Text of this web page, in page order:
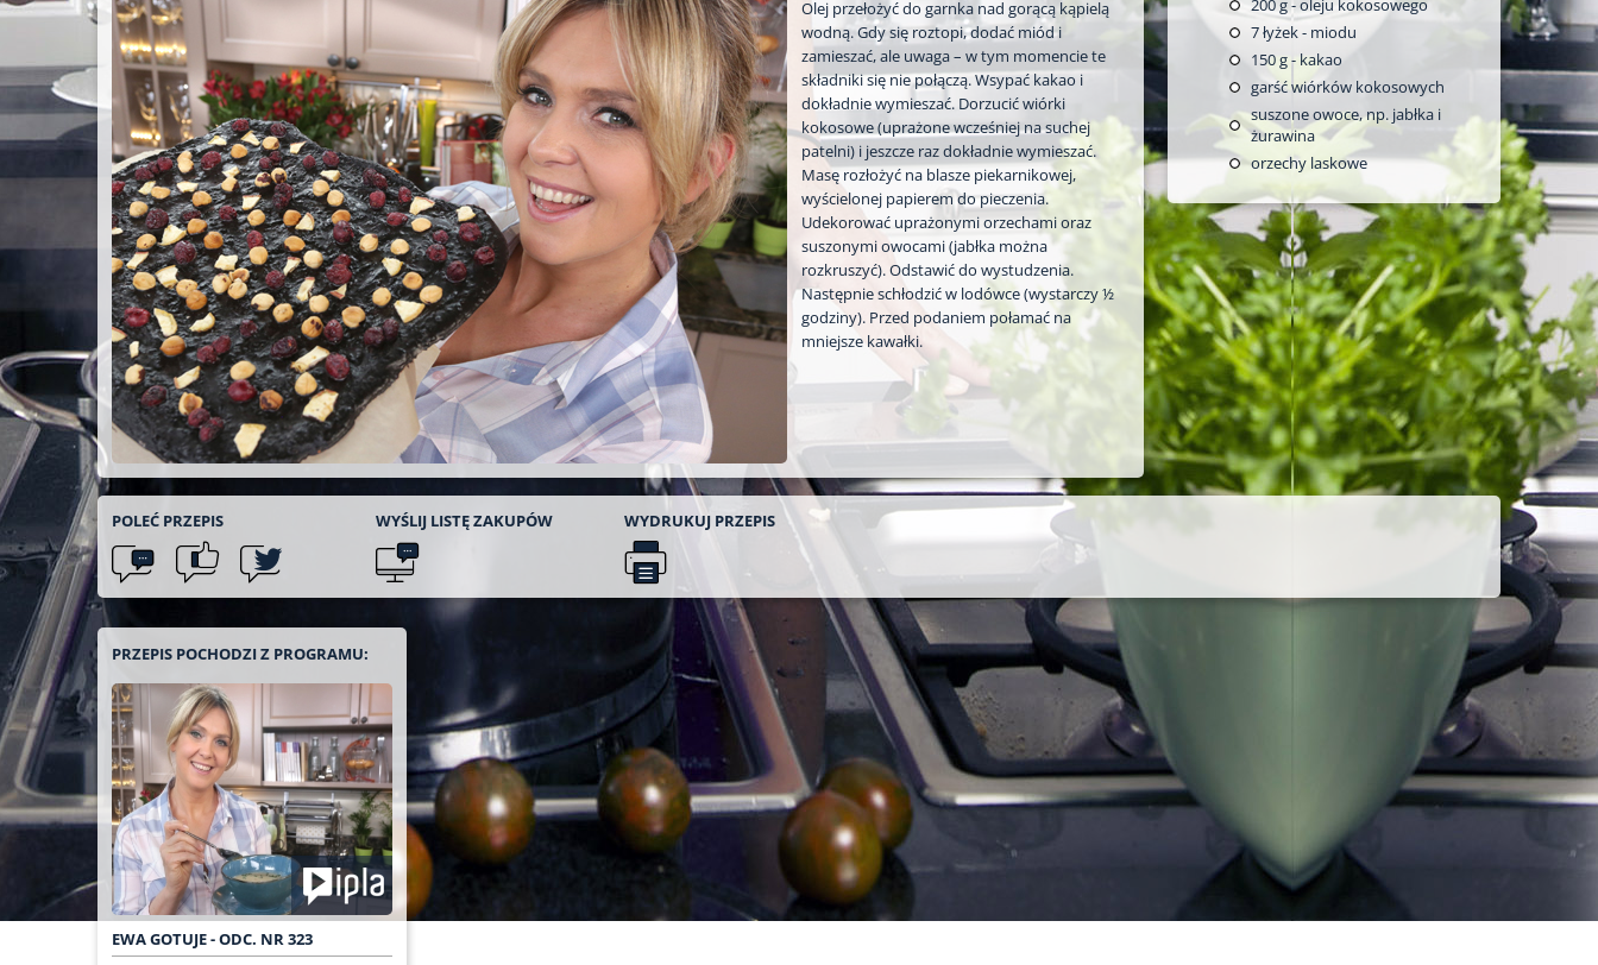
Olej przełożyć do garnka nad gorącą kąpielą
wodną. Gdy się roztopi, dodać miód i
zamieszać, ale uwaga – w tym momencie te
składniki się nie połączą. Wsypać kakao i
dokładnie wymieszać. Dorzucić wiórki
kokosowe (uprażone wcześniej na suchej
patelni) i jeszcze raz dokładnie wymieszać.
Masę rozłożyć na blasze piekarnikowej,
wyścielonej papierem do pieczenia.
Udekorować uprażonymi orzechami oraz
suszonymi owocami (jabłka można
rozkruszyć). Odstawić do wystudzenia.
Następnie schłodzić w lodówce (wystarczy ½
godziny). Przed podaniem połamać na
mniejsze kawałki.
200g - oleju kokosowego
7łyżek - miodu
150g - kakao
garść wiórków kokosowych
suszone owoce, np. jabłka i
żurawina
orzechy laskowe
POLEĆ PRZEPIS WYŚLIJ LISTĘZAKUPÓW WYDRUKUJ PRZEPIS
PRZEPIS POCHODZI Z PROGRAMU:
EWA GOTUJE - ODC. NR 323